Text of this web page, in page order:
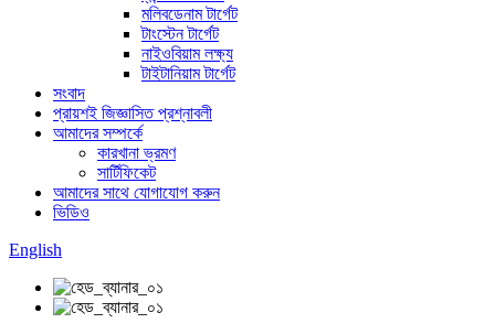
মলিবডেনাম টার্গেট
টাংস্টেন টার্গেট
নাইওবিয়াম লক্ষ্য
টাইটানিয়াম টার্গেট
সংবাদ
প্রায়শই জিজ্ঞাসিত প্রশ্নাবলী
আমাদের সম্পর্কে
কারখানা ভ্রমণ
সার্টিফিকেট
আমাদের সাথে যোগাযোগ করুন
ভিডিও
English